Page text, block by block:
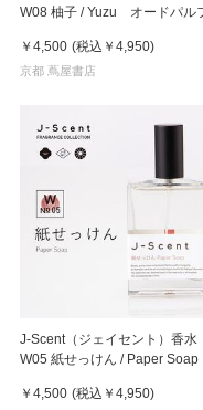
W08 柚子 / Yuzu オードパル
￥4,500 (税込 ￥4,950)
京都 蔦屋書店
J-Scent（ジェイセント）香水
W05 紙せっけん / Paper
レグランス
￥4,500 (税込 ￥4,950)